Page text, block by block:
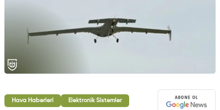
Hava Haberleri Elektronik Sistemler